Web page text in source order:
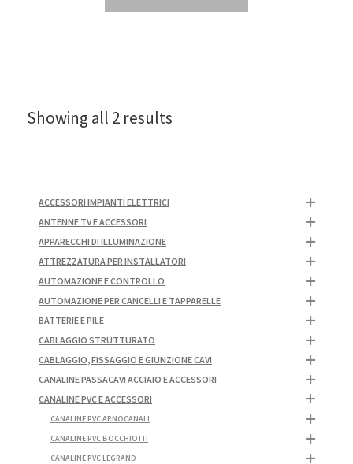
Showing all 2 results
ACCESSORI IMPIANTI ELETTRICI
ANTENNE TV E ACCESSORI
APPARECCHI DI ILLUMINAZIONE
ATTREZZATURA PER INSTALLATORI
AUTOMAZIONE E CONTROLLO
AUTOMAZIONE PER CANCELLI E TAPPARELLE
BATTERIE E PILE
CABLAGGIO STRUTTURATO
CABLAGGIO, FISSAGGIO E GIUNZIONE CAVI
CANALINE PASSACAVI ACCIAIO E ACCESSORI
CANALINE PVC E ACCESSORI
CANALINE PVC ARNOCANALI
CANALINE PVC BOCCHIOTTI
CANALINE PVC LEGRAND